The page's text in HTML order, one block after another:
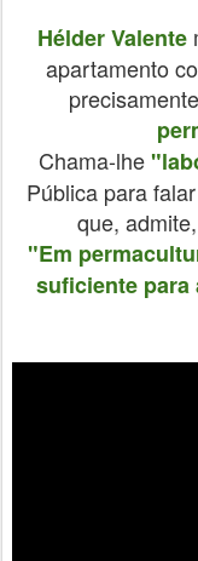
Hélder Valente
apartamento
Chama-lhe
Pública para
que,
"Em
suficiente para